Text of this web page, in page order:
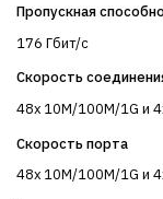
Пропускная
176 Гбит/с
Скорость
48x 10M/100M/1G и
Скорость порта
48x 10M/100M/1G и